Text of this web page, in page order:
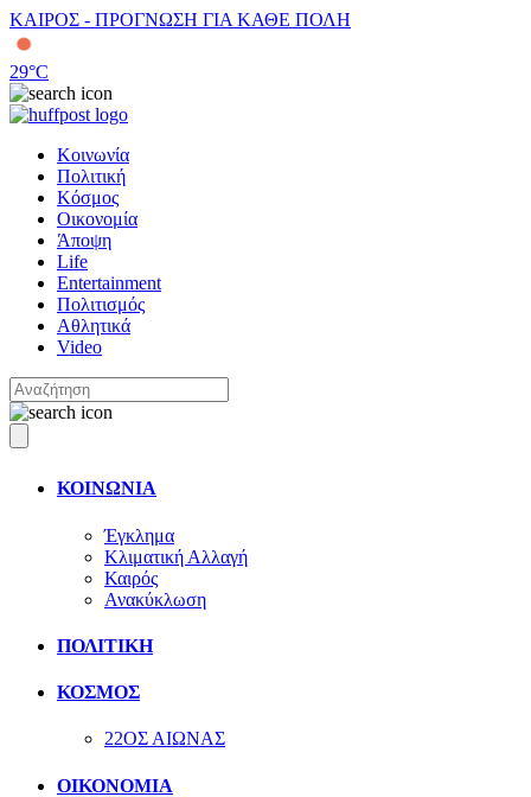
ΚΑΙΡΟΣ - ΠΡΟΓΝΩΣΗ ΓΙΑ ΚΑΘΕ ΠΟΛΗ
29°C
Κοινωνία
Πολιτική
Κόσμος
Οικονομία
Άποψη
Life
Entertainment
Πολιτισμός
Αθλητικά
Video
ΚΟΙΝΩΝΙΑ
Έγκλημα
Κλιματική Αλλαγή
Καιρός
Ανακύκλωση
ΠΟΛΙΤΙΚΗ
ΚΟΣΜΟΣ
22ΟΣ ΑΙΩΝΑΣ
ΟΙΚΟΝΟΜΙΑ